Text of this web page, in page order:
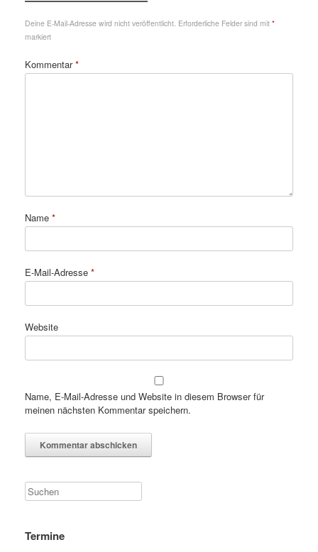
Deine E-Mail-Adresse wird nicht veröffentlicht. Erforderliche Felder sind mit *
markiert
Kommentar*
Name *
E-Mail-Adresse *
Website
Name, E-Mail-Adresse und Website in diesem Browser für
meinen nächsten Kommentar speichern.
Termine